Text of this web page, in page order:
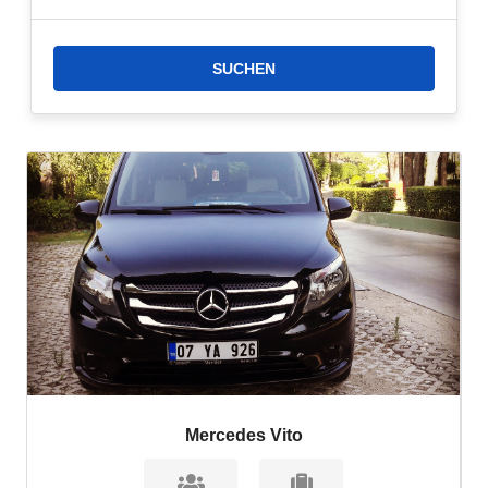
Hoteltransfer suchen, können Sie unseren
Taxitransfer wählen. Reservieren Sie jetzt!
Wie viel kostet der
Transfer vom
3- Taxitransfer:Ein Taxi vom Flughafen Antalya zumBelek Soho
Beachist die schnellste Möglichkeit, das Hotel zu erreichen. Der
Transport mit dem Taxi in Belek ist teurer als andere
Transfermöglichkeiten. Die schnellste und bequemste Möglichkeit
für den Transfer vom Flughafen Antalya zumBelek Soho
Beachist jedoch der Taxitransfer.
Flughafen Antalya Belek Soho Beach Club Belek?
Die Kosten für den Transfer vom Flughafen Antalya zumFun&Sun
Anzahl der Passagiere und zusätzlichen Dienstleistungen, die Sie
benötigen, variieren. Die Transferkosten zum Agathon
Mercedes Vito